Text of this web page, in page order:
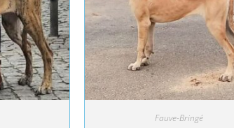
Fauve-Bringé